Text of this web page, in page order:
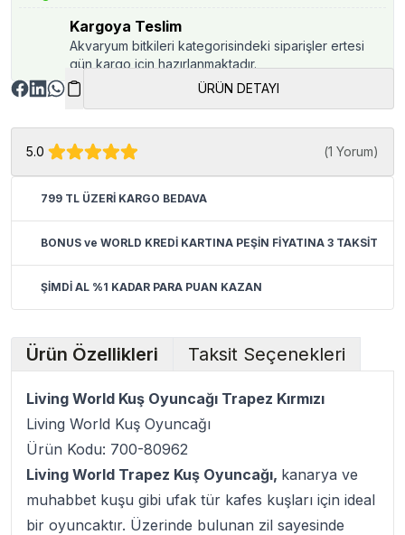
Kargoya Teslim
Akvaryum bitkileri kategorisindeki siparişler ertesi
gün kargo için hazırlanmaktadır.
ÜRÜN DETAYI
5.0 (1 Yorum)
799 TL ÜZERİ KARGO BEDAVA
BONUS ve WORLD KREDİ KARTINA PEŞİN FİYATINA 3 TAKSİT
ŞİMDİ AL %1 KADAR PARA PUAN KAZAN
Ürün Özellikleri Taksit Seçenekleri
Living World Kuş Oyuncağı Trapez Kırmızı
Living World Kuş Oyuncağı
Ürün Kodu: 700-80962
Living World Trapez Kuş Oyuncağı, kanarya ve
muhabbet kuşu gibi ufak tür kafes kuşları için ideal
bir oyuncaktır. Üzerinde bulunan zil sayesinde